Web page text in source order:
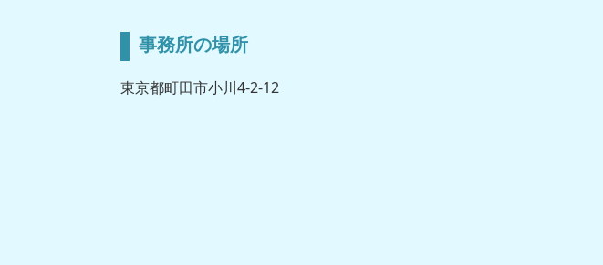
事務所の場所
東京都町田市小川4-2-12